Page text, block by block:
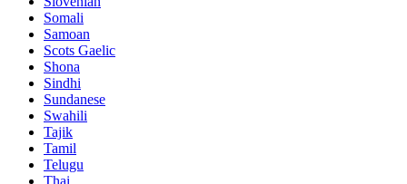
Somali
Samoan
Scots Gaelic
Shona
Sindhi
Sundanese
Swahili
Tajik
Tamil
Telugu